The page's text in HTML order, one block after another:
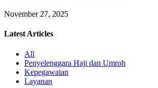
November 27, 2025
Latest Articles
All
Penyelenggara Haji dan Umroh
Kepegawaian
Layanan